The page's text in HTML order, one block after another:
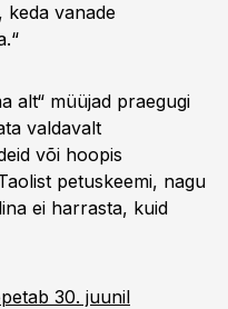
vanade
alt“ müüjad praegugi
valdavalt
või hoopis
petuskeemi, nagu
ei harrasta, kuid
30. juunil